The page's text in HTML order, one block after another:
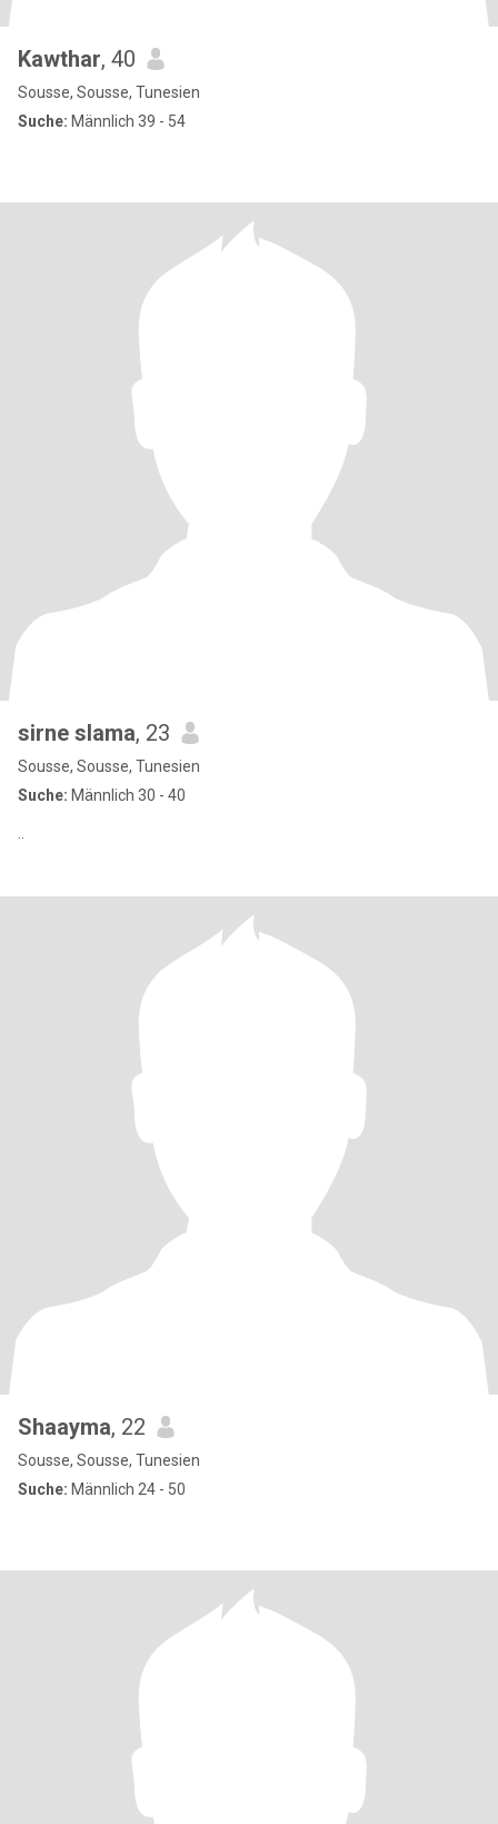
Kawthar, 40
Sousse, Sousse, Tunesien
Suche: Männlich 39 - 54
sirne slama, 23
Sousse, Sousse, Tunesien
Suche: Männlich 30 - 40
Shaayma, 22
Sousse, Sousse, Tunesien
Suche: Männlich 24 - 50